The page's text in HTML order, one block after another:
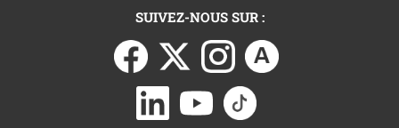
SUIVEZ-NOUS SUR :